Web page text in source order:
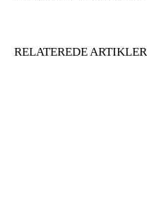
RELATEREDE ARTIKLER